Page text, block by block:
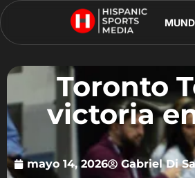
Toronto
victoria
mayo 14, 2026 Gabriel Di